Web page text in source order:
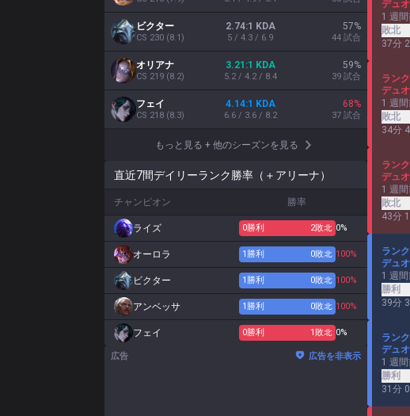
ビクター
CS 230 (8.1)
2.74:1 KDA
5 / 4.3 / 6.9
57%
44 試合
オリアナ
CS 219 (8.2)
3.21:1 KDA
5.2 / 4.2 / 8.4
59%
39 試合
フェイ
CS 218 (8.3)
4.14:1 KDA
6.6 / 3.6 / 8.2
68%
37 試合
もっと見る + 他のシーズンを見る
直近7間デイリーランク勝率（＋アリーナ）
チャンピオン 勝率
ライズ 0勝利 2敗北 0%
オーロラ 1 勝利 0敗北 100%
ビクター 1 勝利 0敗北 100%
アンベッサ 1 勝利 0敗北 100%
フェイ 0勝利 1敗北 0%
広告 広告を非表示
デュ
1 週
敗北
37分
ラン
デュ
1 週
敗北
34分
ラン
デュ
1 週
敗北
43分
ラン
デュ
1 週
勝利
39分
ラン
デュ
1 週
勝利
31分